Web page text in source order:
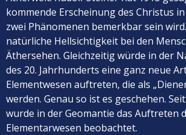
kommende Erscheinung des Christus
zwei Phänomenen bemerkbar sein
natürliche Hellsichtigkeit bei den
Äthersehen. Gleichzeitig würde in der
des 20. Jahrhunderts eine ganz neue
Elementwesen auftreten, die als
werden. Genau so ist es geschehen.
wurde in der Geomantie das Auftreten
Elementarwesen beobachtet.